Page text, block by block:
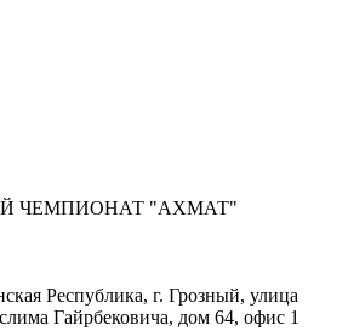
ЧЕМПИОНАТ "АХМАТ"
Республика, г. Грозный, улица
Гайрбековича, дом 64, офис 1